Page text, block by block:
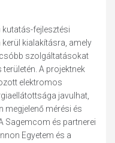
fejlesztési
kialakításra, amely
szolgáltatásokat
A projektnek
elektromos
javulhat,
megjelenő mérési és
Sagemcom és partnerei
Egyetem és a